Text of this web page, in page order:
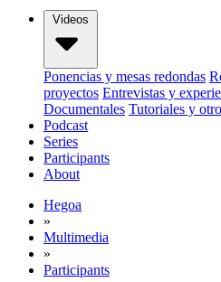
Videos
Ponencias y mesas redondas
proyectos Entrevistas y
Documentales Tutoriales y
Podcast
Series
Participants
About
Hegoa
»
Multimedia
»
Participants